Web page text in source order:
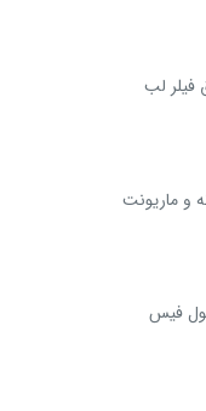
فیلر لب
و ماریونت
فیس